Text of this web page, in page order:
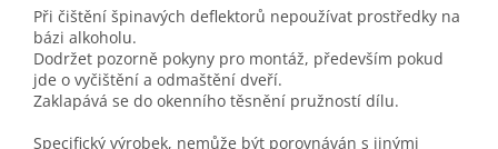
Při čištění špinavých deflektorů nepoužívat prostředky na
bázi alkoholu.
Dodržet pozorně pokyny pro montáž, především pokud
jde o vyčištění a odmaštění dveří.
Zaklapává se do okenního těsnění pružností dílu.
Specifický výrobek, nemůže být porovnáván s jinými